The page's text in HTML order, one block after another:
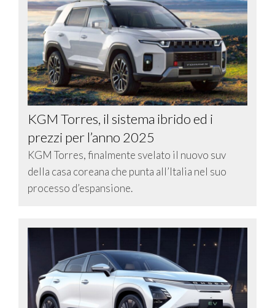
KGM Torres, il sistema ibrido ed i
prezzi per l’anno 2025
KGM Torres, finalmente svelato il nuovo suv
della casa coreana che punta all’Italia nel suo
processo d’espansione.